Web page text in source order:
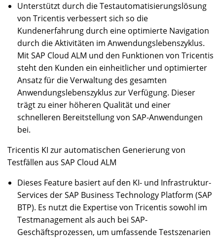
Unterstützt durch die Testautomatisierungslösung
von Tricentis verbessert sich so die
Kundenerfahrung durch eine optimierte Navigation
durch die Aktivitäten im Anwendungslebenszyklus.
Mit SAP Cloud ALM und den Funktionen von Tricentis
steht den Kunden ein einheitlicher und optimierter
Ansatz für die Verwaltung des gesamten
Anwendungslebenszyklus zur Verfügung. Dieser
trägt zu einer höheren Qualität und einer
schnelleren Bereitstellung von SAP-Anwendungen
bei.
Tricentis KI zur automatischen Generierung von
Testfällen aus SAP Cloud ALM
Dieses Feature basiert auf den KI- und Infrastruktur-
Services der SAP Business Technology Platform (SAP
BTP). Es nutzt die Expertise von Tricentis sowohl im
Testmanagement als auch bei SAP-
Geschäftsprozessen, um umfassende Testszenarien